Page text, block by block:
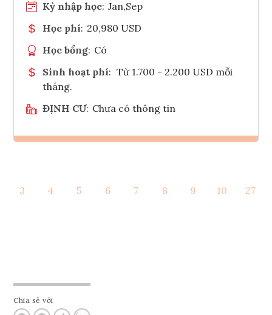
Kỳ nhập học: Jan,Sep
Học phí: 20,980 USD
Học bổng: Có
Sinh hoạt phí: Từ 1.700 - 2.200 USD mỗi
tháng.
ĐỊNH CƯ: Chưa có thông tin
Tham vấn Interlink
3 4 5 6 7 8 9 10 27
Chia sẻ với